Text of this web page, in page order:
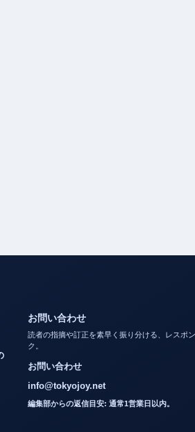
読者の指摘や訂正を素早く振り分ける、レスポ
ク。
お問い合わせ
info@tokyojoy.net
編集部からの返信目安: 通常1営業日以内。